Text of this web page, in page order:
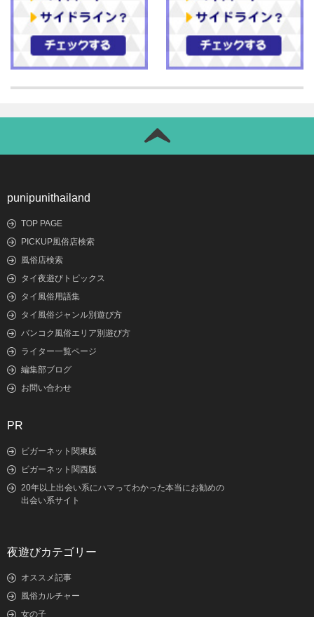
punipunithailand
TOP PAGE
PICKUP風俗店検索
風俗店検索
タイ夜遊びトピックス
タイ風俗用語集
タイ風俗ジャンル別遊び方
バンコク風俗エリア別遊び方
ライター一覧ページ
編集部ブログ
お問い合わせ
PR
ビガーネット関東版
ビガーネット関西版
20年以上出会い系にハマってわかった本当にお勧めの
出会い系サイト
夜遊びカテゴリー
オススメ記事
風俗カルチャー
女の子